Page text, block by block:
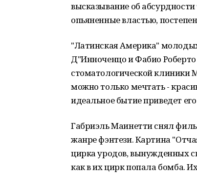
высказывание об
опьяненные властью,
"Латинская Америка"
Д"Инноченцо и Фабио
стоматологической клиники
можно только мечтать -
идеальное бытие приведет
Габриэль Маинетти снял
жанре фэнтези. Картина
цирка уродов, вынужденных
как в их цирк попала бомба.